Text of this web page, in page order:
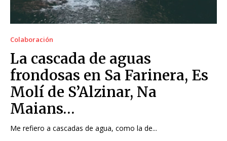
Colaboración
La cascada de aguas
frondosas en Sa Farinera, Es
Molí de S’Alzinar, Na
Maians…
Me refiero a cascadas de agua, como la de...